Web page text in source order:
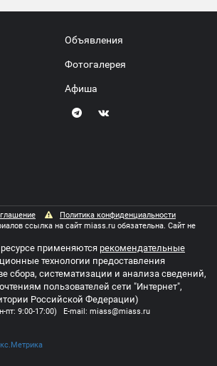
Объявления
Фотогалерея
Афиша
Политика конфиденциальности
ссылка на сайт miass.ru обязательна. Сайт не
применяются рекомендательные
технологии предоставления
сбора, систематизации и анализа сведений,
пользователей сети "Интернет",
Российской Федерации)
пт: 9:00-17:00) E-mail: miass@miass.ru